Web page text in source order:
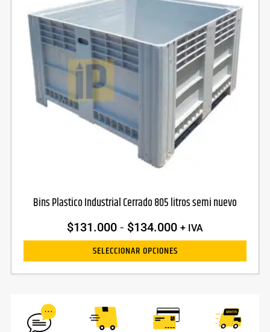
Bins Plastico Industrial Cerrado 805 litros semi nuevo
$131.000 - $134.000 + IVA
SELECCIONAR OPCIONES